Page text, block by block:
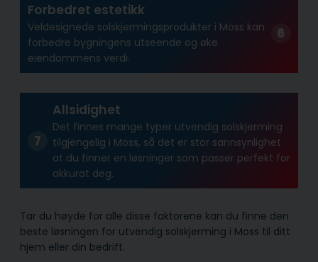
Forbedret estetikk
Veldesignede solskjermingsprodukter i Moss kan
forbedre bygningens utseende og øke
eiendommens verdi.
Allsidighet
Det finnes mange typer utvendig solskjerming
tilgjengelig i Moss, så det er stor sannsynlighet
at du finner en løsninger som passer perfekt for
akkurat deg.
Tar du høyde for alle disse faktorene kan du finne den
beste løsningen for utvendig solskjerming i Moss til ditt
hjem eller din bedrift.